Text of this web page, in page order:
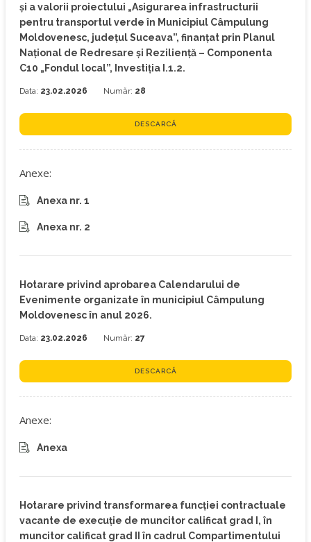
și a valorii proiectului „Asigurarea infrastructurii
pentru transportul verde în Municipiul Câmpulung
Moldovenesc, județul Suceava”, finanțat prin Planul
Național de Redresare și Reziliență – Componenta
C10 „Fondul local”, Investiția I.1.2.
Data: 23.02.2026 Număr: 28
DESCARCĂ
Anexe:
Anexa nr. 1
Anexa nr. 2
Hotarare privind aprobarea Calendarului de
Evenimente organizate în municipiul Câmpulung
Moldovenesc în anul 2026.
Data: 23.02.2026 Număr: 27
DESCARCĂ
Anexe:
Anexa
Hotarare privind transformarea funcției contractuale
vacante de execuție de muncitor calificat grad I, în
muncitor calificat grad II în cadrul Compartimentului